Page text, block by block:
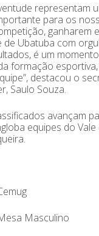
representam
para os
ganharem
de Ubatuba com
é um
formação esportiva,
destacou o
Saulo Souza.
avançam
equipes do
Masculino